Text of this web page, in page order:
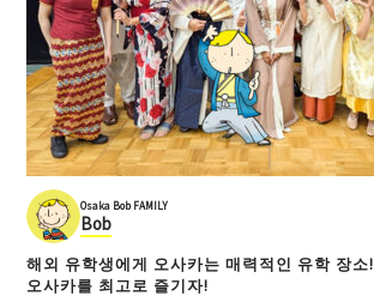
Osaka Bob FAMILY
Bob
해외 유학생에게 오사카는 매력적인 유학 장
오사카를 최고로 즐기자!